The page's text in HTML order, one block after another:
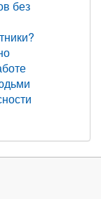
без